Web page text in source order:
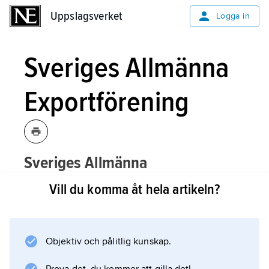
Uppslagsverket Logga in
Sveriges Allmänna
Exportförening
Sveriges Allmänna
Exportförening, SAE,
som huvudman förExportrådet
tillsammans med staten lägga fast
Vill du komma åt hela artikeln?
Objektiv och pålitlig kunskap.